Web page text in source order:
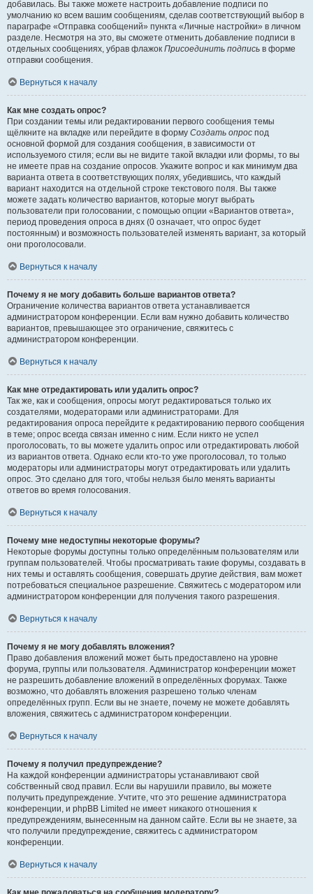
добавилась. Вы также можете настроить добавление подписи по
умолчанию ко всем вашим сообщениям, сделав соответствующий выбор в
параграфе «Отправка сообщений» пункта «Личные настройки» в личном
разделе. Несмотря на это, вы сможете отменить добавление подписи в
отдельных сообщениях, убрав флажок Присоединить подпись в форме
отправки сообщения.
Вернуться к началу
Как мне создать опрос?
При создании темы или редактировании первого сообщения темы
щёлкните на вкладке или перейдите в форму Создать опрос под
основной формой для создания сообщения, в зависимости от
используемого стиля; если вы не видите такой вкладки или формы, то вы
не имеете прав на создание опросов. Укажите вопрос и как минимум два
варианта ответа в соответствующих полях, убедившись, что каждый
вариант находится на отдельной строке текстового поля. Вы также
можете задать количество вариантов, которые могут выбрать
пользователи при голосовании, с помощью опции «Вариантов ответа»,
период проведения опроса в днях (0 означает, что опрос будет
постоянным) и возможность пользователей изменять вариант, за который
они проголосовали.
Вернуться к началу
Почему я не могу добавить больше вариантов ответа?
Ограничение количества вариантов ответа устанавливается
администратором конференции. Если вам нужно добавить количество
вариантов, превышающее это ограничение, свяжитесь с
администратором конференции.
Вернуться к началу
Как мне отредактировать или удалить опрос?
Так же, как и сообщения, опросы могут редактироваться только их
создателями, модераторами или администраторами. Для
редактирования опроса перейдите к редактированию первого сообщения
в теме; опрос всегда связан именно с ним. Если никто не успел
проголосовать, то вы можете удалить опрос или отредактировать любой
из вариантов ответа. Однако если кто-то уже проголосовал, то только
модераторы или администраторы могут отредактировать или удалить
опрос. Это сделано для того, чтобы нельзя было менять варианты
ответов во время голосования.
Вернуться к началу
Почему мне недоступны некоторые форумы?
Некоторые форумы доступны только определённым пользователям или
группам пользователей. Чтобы просматривать такие форумы, создавать в
них темы и оставлять сообщения, совершать другие действия, вам может
потребоваться специальное разрешение. Свяжитесь с модератором или
администратором конференции для получения такого разрешения.
Вернуться к началу
Почему я не могу добавлять вложения?
Право добавления вложений может быть предоставлено на уровне
форума, группы или пользователя. Администратор конференции может
не разрешить добавление вложений в определённых форумах. Также
возможно, что добавлять вложения разрешено только членам
определённых групп. Если вы не знаете, почему не можете добавлять
вложения, свяжитесь с администратором конференции.
Вернуться к началу
Почему я получил предупреждение?
На каждой конференции администраторы устанавливают свой
собственный свод правил. Если вы нарушили правило, вы можете
получить предупреждение. Учтите, что это решение администратора
конференции, и phpBB Limited не имеет никакого отношения к
предупреждениям, вынесенным на данном сайте. Если вы не знаете, за
что получили предупреждение, свяжитесь с администратором
конференции.
Вернуться к началу